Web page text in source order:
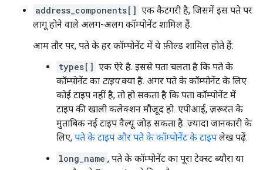
address_components[] एक कैटगरी है, जिसमें इस पते पर
लागू होने वाले अलग-अलग कॉम्पोनेंट शामिल हैं.
आम तौर पर, पते के हर कॉम्पोनेंट में ये फ़ील्ड शामिल होते हैं:
types[] एक ऐरे है. इससे पता चलता है कि पते के
कॉम्पोनेंट का टाइपक्या है. अगर पते के कॉम्पोनेंट के लिए
कोई टाइप नहीं है, तो हो सकता है कि पता कॉम्पोनेंट में
टाइप की खाली कलेक्शन मौजूद हो. एपीआई, ज़रूरत के
मुताबिक नई टाइप वैल्यू जोड़ सकता है. ज़्यादा जानकारी के
लिए, पते के टाइप और पते के कॉम्पोनेंट के टाइप लेख पढ़ें.
long_name , पते के कॉम्पोनेंट का पूरा टेक्स्ट ब्यौरा या